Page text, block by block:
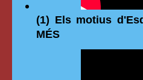
(1) Els motius
MÉS